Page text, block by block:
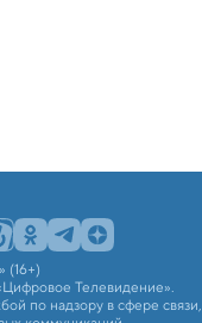
(16+)
Телевидение».
по надзору в сфере связи,